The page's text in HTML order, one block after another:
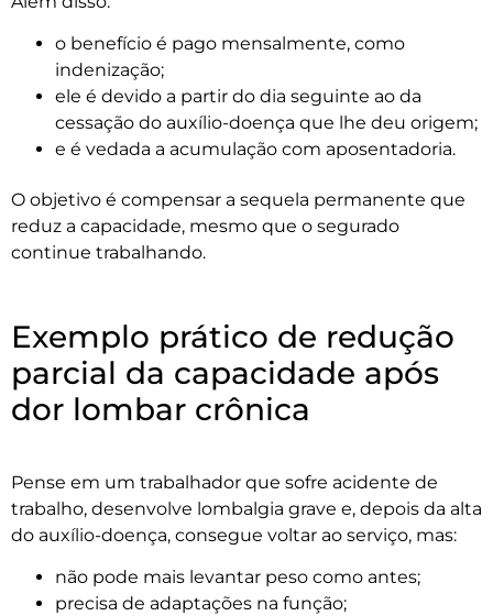
o benefício é pago mensalmente, como
indenização;
ele é devido a partir do dia seguinte ao da
cessação do auxílio-doença que lhe deu origem;
e é vedada a acumulação com aposentadoria.
O objetivo é compensar a sequela permanente que
reduz a capacidade, mesmo que o segurado
continue trabalhando.
Exemplo prático de redução
parcial da capacidade após
dor lombar crônica
Pense em um trabalhador que sofre acidente de
trabalho, desenvolve lombalgia grave e, depois da alta
do auxílio-doença, consegue voltar ao serviço, mas:
não pode mais levantar peso como antes;
precisa de adaptações na função;